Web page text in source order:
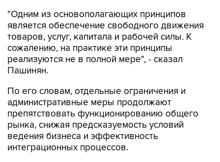
"Одним из основополагающих принципов
является обеспечение свободного движения
товаров, услуг, капитала и рабочей силы. К
сожалению, на практике эти принципы
реализуются не в полной мере", - сказал
Пашинян.
По его словам, отдельные ограничения и
административные меры продолжают
препятствовать функционированию общего
рынка, снижая предсказуемость условий
ведения бизнеса и эффективность
интеграционных процессов.